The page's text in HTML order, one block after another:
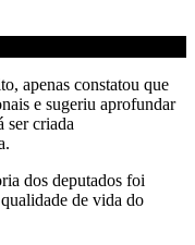
apenas constatou que
e sugeriu aprofundar
ser criada
dos deputados foi
de vida do